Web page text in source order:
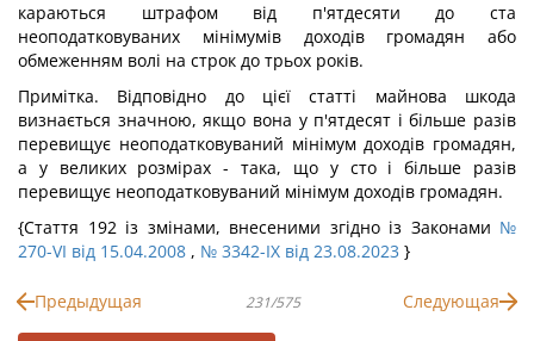
караються штрафом від п'ятдесяти до ста
неоподатковуваних мінімумів доходів громадян або
обмеженням волі на строк до трьох років.
Примітка. Відповідно до цієї статті майнова шкода
визнається значною, якщо вона у п'ятдесят і більше разів
перевищує неоподатковуваний мінімум доходів громадян,
а у великих розмірах - така, що у сто і більше разів
перевищує неоподатковуваний мінімум доходів громадян.
{Стаття 192 із змінами, внесеними згідно із Законами №
270-VI від 15.04.2008 , № 3342-IX від 23.08.2023 }
Предыдущая 231/575 Следующая